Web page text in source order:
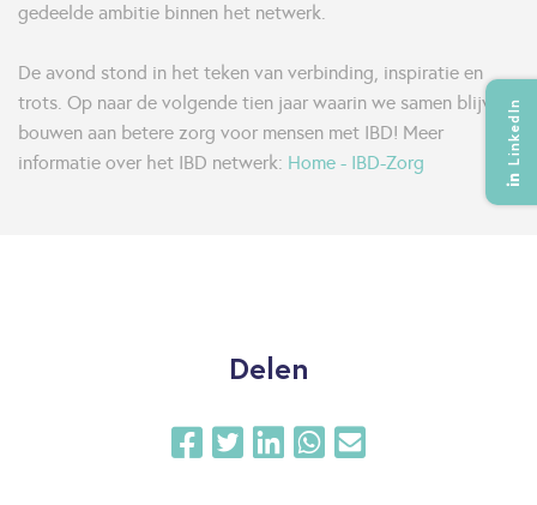
LinkedIn
gedeelde ambitie binnen het netwerk.
De avond stond in het teken van verbinding, inspiratie en
trots. Op naar de volgende tien jaar waarin we samen blijven
bouwen aan betere zorg voor mensen met IBD! Meer
informatie over het IBD netwerk: Home - IBD-Zorg
Delen